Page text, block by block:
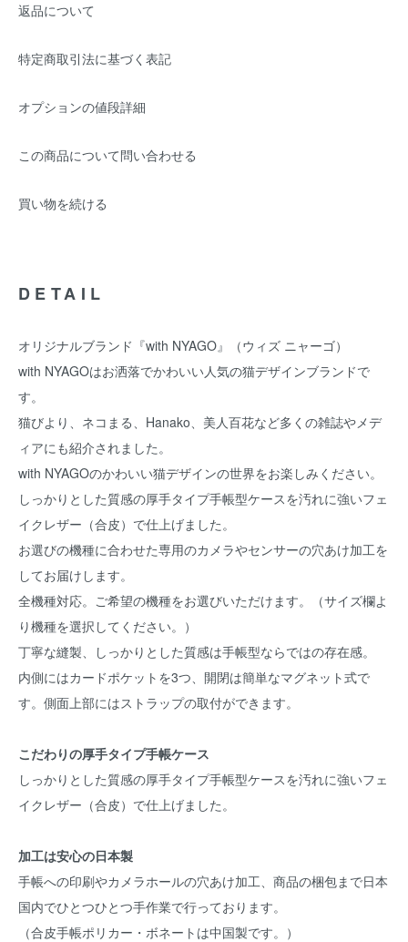
返品について
特定商取引法に基づく表記
オプションの値段詳細
この商品について問い合わせる
買い物を続ける
DETAIL
オリジナルブランド『with NYAGO』（ウィズ ニャーゴ）
with NYAGOはお洒落でかわいい人気の猫デザインブランドで
す。
猫びより、ネコまる、Hanako、美人百花など多くの雑誌やメデ
ィアにも紹介されました。
with NYAGOのかわいい猫デザインの世界をお楽しみください。
しっかりとした質感の厚手タイプ手帳型ケースを汚れに強いフェ
イクレザー（合皮）で仕上げました。
お選びの機種に合わせた専用のカメラやセンサーの穴あけ加工を
してお届けします。
全機種対応。ご希望の機種をお選びいただけます。（サイズ欄よ
り機種を選択してください。）
丁寧な縫製、しっかりとした質感は手帳型ならではの存在感。
内側にはカードポケットを3つ、開閉は簡単なマグネット式で
す。側面上部にはストラップの取付ができます。
こだわりの厚手タイプ手帳ケース
しっかりとした質感の厚手タイプ手帳型ケースを汚れに強いフェ
イクレザー（合皮）で仕上げました。
加工は安心の日本製
手帳への印刷やカメラホールの穴あけ加工、商品の梱包まで日本
国内でひとつひとつ手作業で行っております。
（合皮手帳ポリカー・ボネートは中国製です。）